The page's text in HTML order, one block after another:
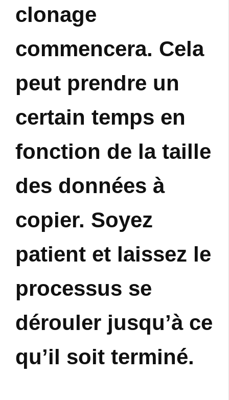
clonage
commencera. Cela
peut prendre un
certain temps en
fonction de la taille
des données à
copier. Soyez
patient et laissez le
processus se
dérouler jusqu’à ce
qu’il soit terminé.